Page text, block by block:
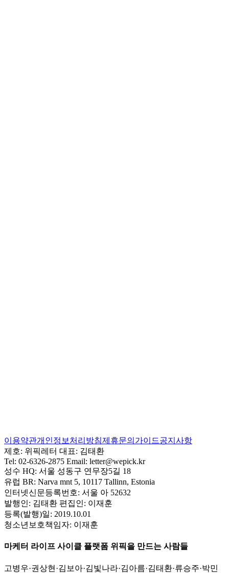
이용약관개인정보처리방침제휴문의 가이드공지사항
제호: 위픽레터 대표: 김태환
Tel: 02-6326-2875 Email: letter@wepick.kr
성수 HQ: 서울 성동구 연무장5길 18
유럽 BR: Narva mnt 5, 10117 Tallinn, Estonia
인터넷신문등록번호: 서울 아 52632
발행인: 김태환 편집인: 이재훈
등록(발행)일: 2019.10.01
청소년보호책임자: 이재훈
마케터 라이프 사이클 플랫폼 위픽을 만드는 사람들
고병우·권상현 ·김보아·김빛나라·김아름·김태환·류승주·박민